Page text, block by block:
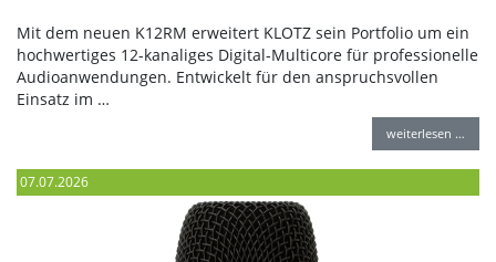
Mit dem neuen K12RM erweitert KLOTZ sein Portfolio um ein
hochwertiges 12-kanaliges Digital-Multicore für professionelle
Audioanwendungen. Entwickelt für den anspruchsvollen
Einsatz im …
weiterlesen …
07.07.2026